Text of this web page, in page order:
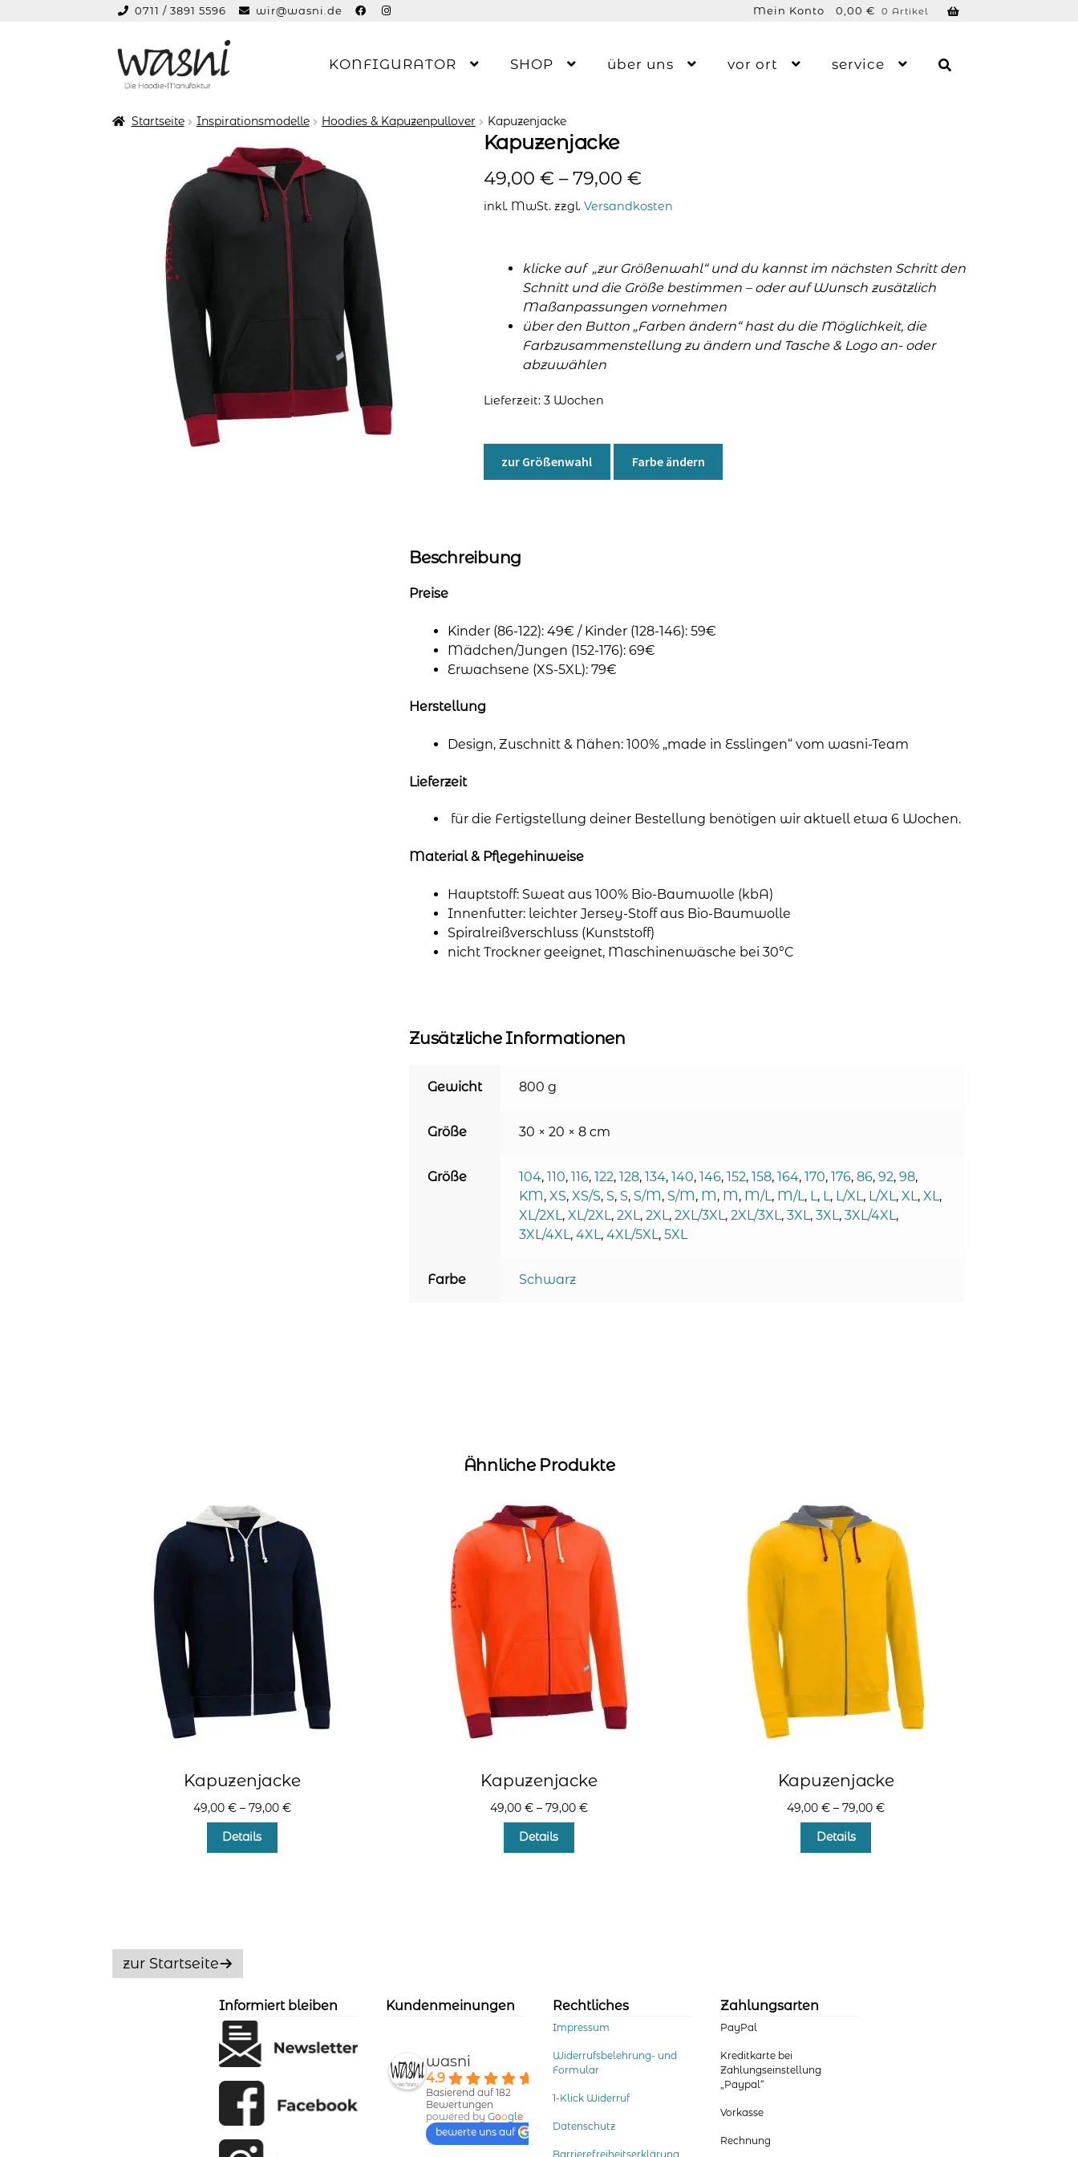
0,00 € 0 Artikel
0711 / 3891 5596 wir@wasni.de Mein Konto
Zur
springen
Zum
springen
KONFIGURATOR SHOP über uns vor ort service
Startseite Inspirationsmodelle Hoodies & Kapuzenpullover Kapuzenjacke
Kapuzenjacke
49,00 € –79,00 €
inkl. MwSt. zzgl. Versandkosten
klicke auf „zur Größenwahl“ und du kannst im nächsten Schritt den
Schnitt und die Größe bestimmen – oder auf Wunsch zusätzlich
Maßanpassungen vornehmen
über den Button „Farben ändern“ hast du die Möglichkeit, die
Farbzusammenstellung zu ändern und Tasche & Logo an- oder
abzuwählen
Lieferzeit: 3 Wochen
zur Größenwahl Farbe ändern
Beschreibung
Preise
Kinder (86-122): 49€ / Kinder (128-146): 59€
Mädchen/Jungen (152-176): 69€
Erwachsene (XS-5XL): 79€
Herstellung
Design, Zuschnitt & Nähen: 100% „made in Esslingen“ vom wasni-Team
Lieferzeit
für die Fertigstellung deiner Bestellung benötigen wir aktuell etwa 6 Wochen.
Material & Pflegehinweise
Hauptstoff: Sweat aus 100% Bio-Baumwolle (kbA)
Innenfutter: leichter Jersey-Stoff aus Bio-Baumwolle
Spiralreißverschluss (Kunststoff)
nicht Trockner geeignet, Maschinenwäsche bei 30°C
Zusätzliche Informationen
Gewicht 800 g
Größe 30 × 20 × 8 cm
Größe 104, 110, 116, 122, 128, 134, 140, 146, 152, 158, 164, 170, 176, 86, 92, 98,
KM, XS, XS/S, S, S, S/M, S/M, M, M, M/L, M/L, L, L, L/XL, L/XL, XL, XL,
XL/2XL, XL/2XL, 2XL, 2XL, 2XL/3XL, 2XL/3XL, 3XL, 3XL, 3XL/4XL,
3XL/4XL, 4XL, 4XL/5XL, 5XL
Farbe Schwarz
Ähnliche Produkte
Kapuzenjacke
49,00 €– 79,00 €
Details
der
Produktseite
werden
Kapuzenjacke
49,00 €– 79,00 €
Details
der
Produktseite
gewählt
werden
Kapuzenjacke
49,00€ –79,00€
Details
zur Startseite
Informiert bleiben Kundenmeinungen
wasni
4.9
Basierend auf 182
Bewertungen
powered byGoogle
bewerte uns auf
Rechtliches
Impressum
Widerrufsbelehrung- und
Formular
1-Klick Widerruf
Datenschutz
Barrierefreiheitserklärung
Zahlungsarten
PayPal
Kreditkarte bei
Zahlungseinstellung
„Paypal“
Vorkasse
Rechnung